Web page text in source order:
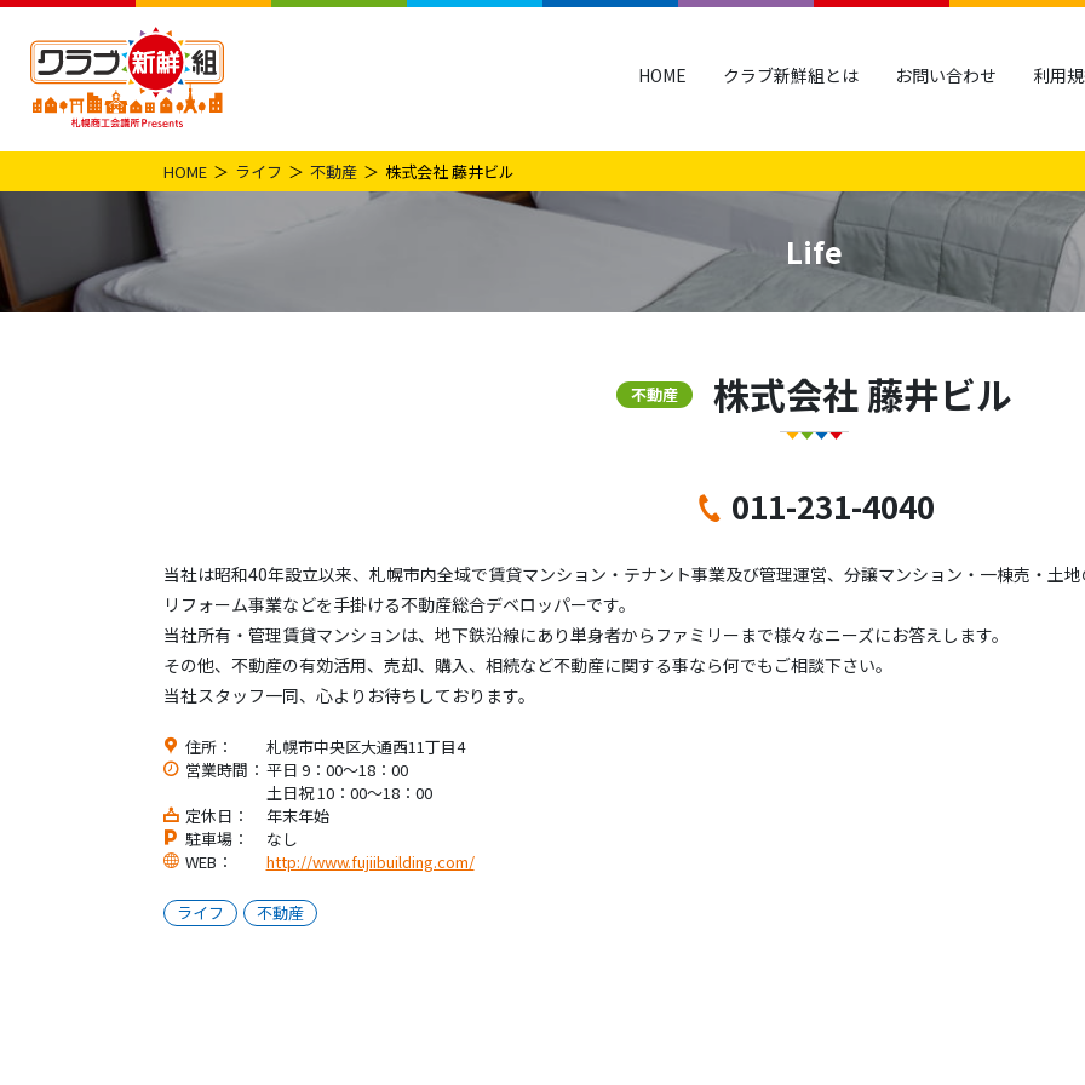
HOME クラブ新鮮組とは お問い合わせ 利用
HOME ライフ 不動産 株式会社 藤井ビル
Life
不動産 株式会社 藤井ビル
011-231-4040
当社は昭和40年設立以来、札幌市内全域で賃貸マンション・テナント事業及び管理運営、分譲マンション・一棟売・土
リフォーム事業などを手掛ける不動産総合デベロッパーです。
当社所有・管理賃貸マンションは、地下鉄沿線にあり単身者からファミリーまで様々なニーズにお答えします。
その他、不動産の有効活用、売却、購入、相続など不動産に関する事なら何でもご相談下さい。
当社スタッフ一同、心よりお待ちしております。
住所：
札幌市中央区大通西11丁目4
営業時間： 平日 9：00～18：00
土日祝 10：00～18：00
定休日：
年末年始
駐車場：
なし
WEB：
http://www.fujiibuilding.com/
ライフ 不動産